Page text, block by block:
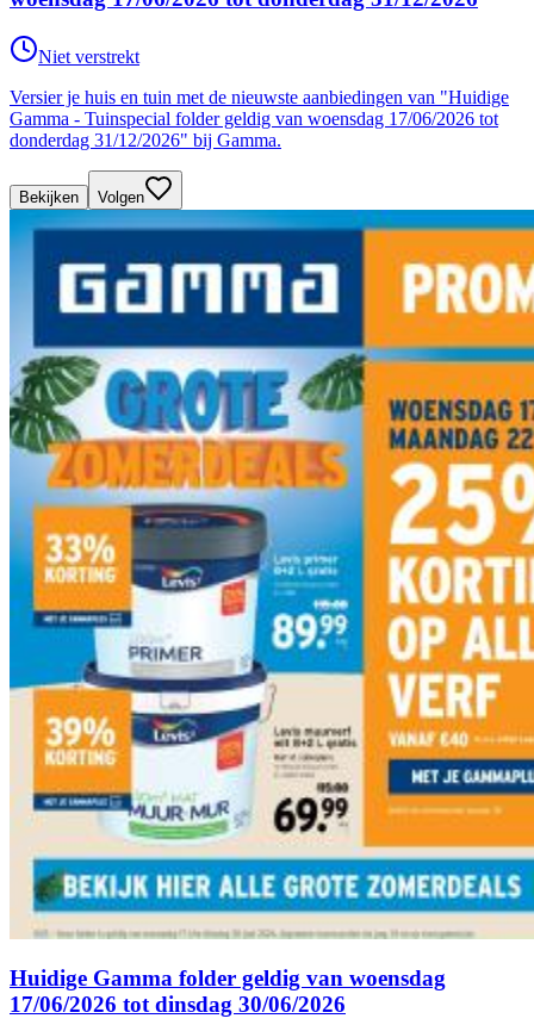
Niet verstrekt
Versier je huis en tuin met de nieuwste aanbiedingen van "Huidige
Gamma - Tuinspecial folder geldig van woensdag 17/06/2026 tot
donderdag 31/12/2026" bij Gamma.
Bekijken Volgen
Huidige Gamma folder geldig van woensdag
17/06/2026 tot dinsdag 30/06/2026